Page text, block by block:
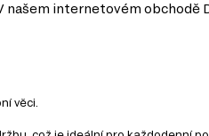
našem internetovém obchodě
věci.